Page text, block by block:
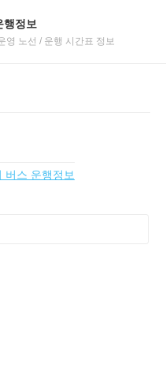
행정보
영 노선 / 운행 시간표 정보
버스 운행정보